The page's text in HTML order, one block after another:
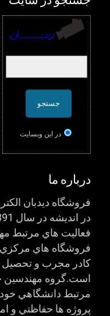
در اين وبسایت
درباره ما
فروشگاه ديدبان
فعاليت هاي مرتبط
فروشگاه هاي مركزي
كادر مجرب و تحصيل
است.گروه مهندسين
مرتبط دانشگاهي
پروژه ها حفاظتي و